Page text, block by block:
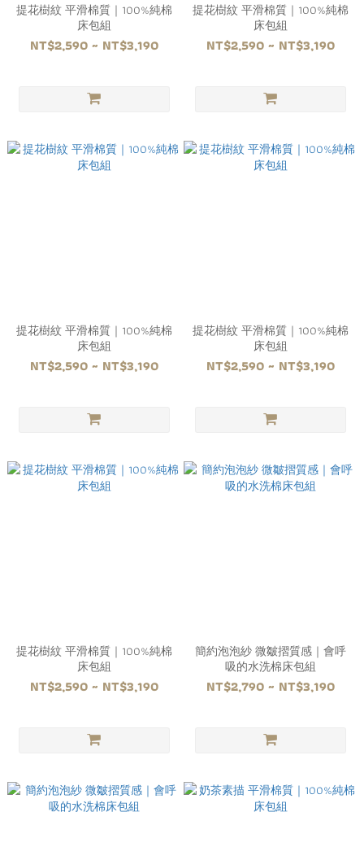
提花樹紋 平滑棉質｜100%純棉
床包組
NT$2,590 ~ NT$3,190
提花樹紋 平滑棉質｜100%純棉
床包組
NT$2,590 ~ NT$3,190
提花樹紋 平滑棉質｜100%純棉
床包組
NT$2,590 ~ NT$3,190
提花樹紋 平滑棉質｜100%純棉
床包組
NT$2,590 ~ NT$3,190
提花樹紋 平滑棉質｜100%純棉
床包組
NT$2,590 ~ NT$3,190
簡約泡泡紗 微皺摺質感｜會呼
吸的水洗棉床包組
NT$2,790 ~ NT$3,190